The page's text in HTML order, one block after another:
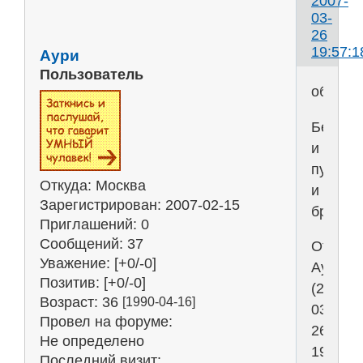
03-
26
Аури
Пользователь
Откуда: Москва
Зарегистрирован: 2007-02-15
Приглашений: 0
Сообщений: 37
Уважение: [+0/-0]
Позитив: [+0/-0]
Возраст: 36 [1990-04-16]
Провел на форуме:
Не определено
Белый
и
и
Аури
(2007-
03-
26